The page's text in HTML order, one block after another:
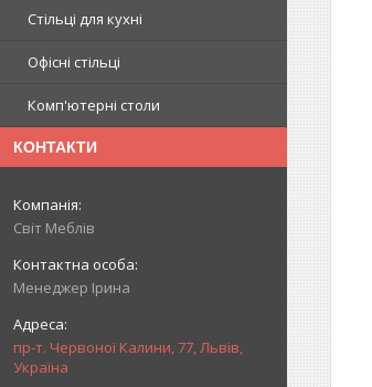
Стільці для кухні
Офісні стільці
Комп'ютерні столи
КОНТАКТИ
Світ Меблів
Менеджер Ірина
пр-т. Червоної Калини, 77, Львів,
Україна